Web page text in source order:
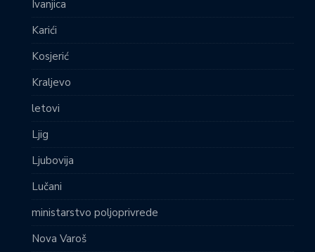
Ivanjica
Karići
Kosjerić
Kraljevo
letovi
Ljig
Ljubovija
Lučani
ministarstvo poljoprivrede
Nova Varoš